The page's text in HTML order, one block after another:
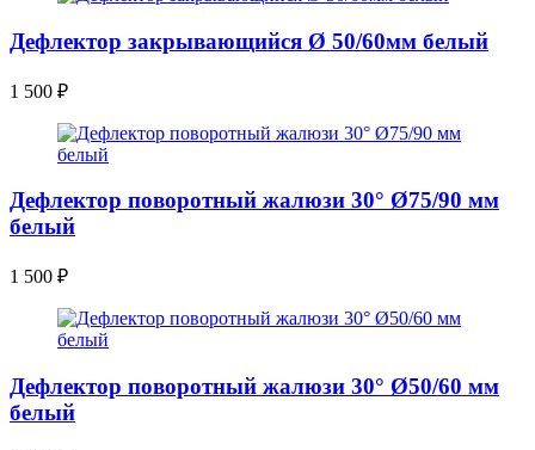
Дефлектор закрывающийся Ø 50/60мм белый
1 500 ₽
Дефлектор поворотный жалюзи 30° Ø75/90 мм
белый
1 500 ₽
Дефлектор поворотный жалюзи 30° Ø50/60 мм
белый